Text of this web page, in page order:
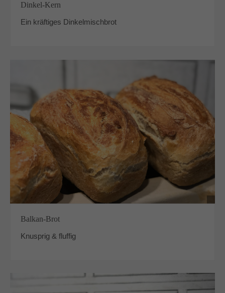
Dinkel-Kern
Ein kräftiges Dinkelmischbrot
Balkan-Brot
Knusprig & fluffig